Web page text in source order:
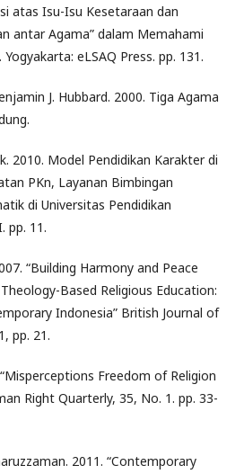
atas Isu-Isu Kesetaraan dan
antar Agama” dalam Memahami
eLSAQ Press. pp. 131.
J. Hubbard. 2000. Tiga Agama
2010. Model Pendidikan Karakter di
PKn, Layanan Bimbingan
di Universitas Pendidikan
pp. 11.
“Building Harmony and Peace
Based Religious Education:
Indonesia” British Journal of
pp. 21.
Freedom of Religion
Right Quarterly, 35, No. 1. pp. 33-
2011. “Contemporary